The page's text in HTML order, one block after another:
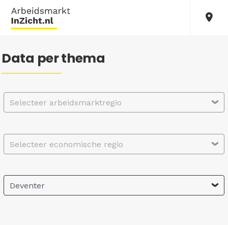
Data per thema
Selecteer arbeidsmarktregio
Selecteer economische regio
Deventer